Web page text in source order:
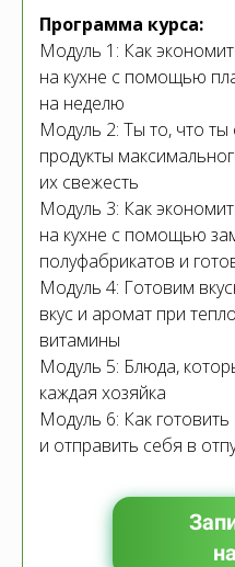
Программа курса:
Модуль 1: Как
на кухне с помощью
на неделю
Модуль 2: Ты то, что
продукты
их свежесть
Модуль 3: Как
на кухне с помощью
полуфабрикатов и
Модуль 4: Готовим
вкус и аромат при
витамины
Модуль 5: Блюда,
каждая хозяйка
Модуль 6: Как
и отправить себя в